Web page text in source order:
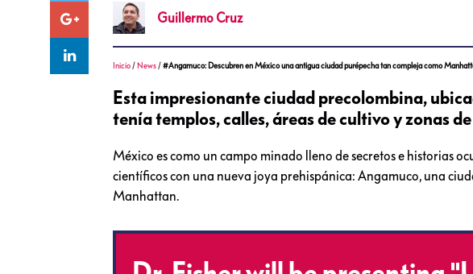
Guillermo Cruz
Inicio / News /#Angamuco: Descubren en México una antigua ciudad purépecha tan compleja como
Esta impresionante ciudad precolombina,
tenía templos, calles, áreas de cultivo y zonas
México es como un campo minado lleno de secretos e historias
científicos con una nueva joya prehispánica: Angamuco, una
Manhattan.